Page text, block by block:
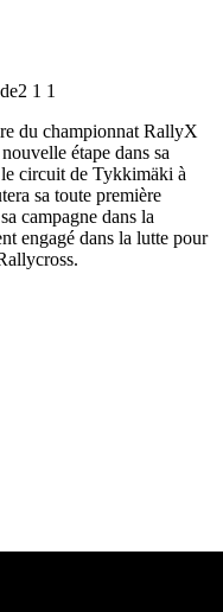
du championnat RallyX
étape dans sa
circuit de Tykkimäki à
sa toute première
campagne dans la
engagé dans la lutte pour